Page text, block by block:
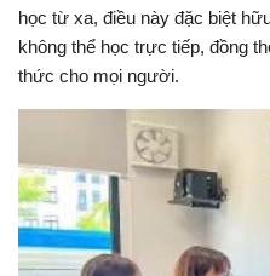
học từ xa, điều này đặc biệt
không thể học trực tiếp, đồng
thức cho mọi người.